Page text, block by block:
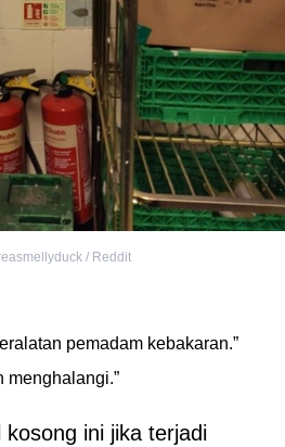
/ Reddit
pemadam kebakaran.”
menghalangi.”
kosong ini jika terjadi